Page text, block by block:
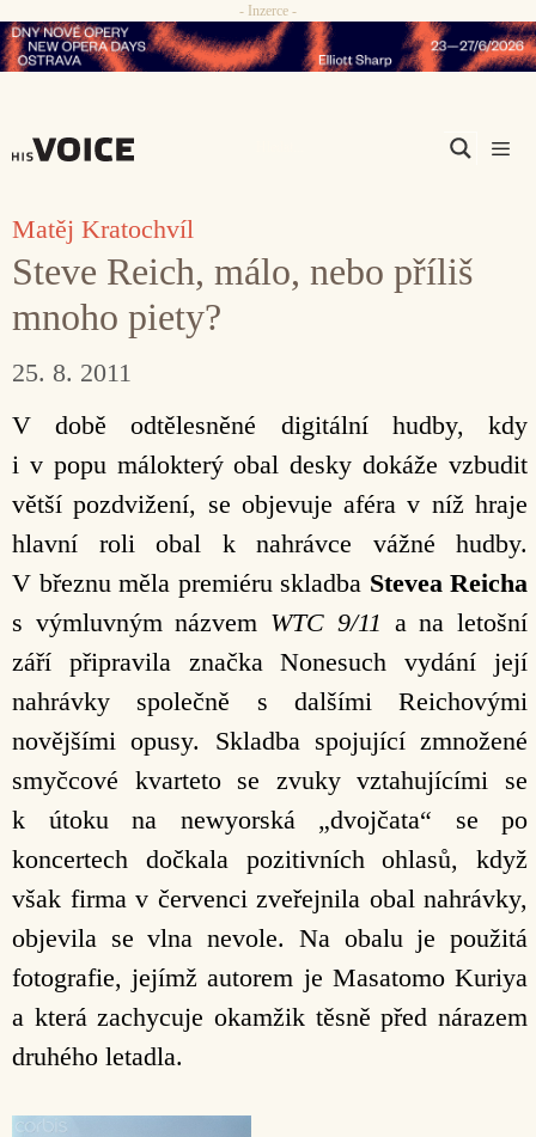
Přeskočit
na
- Inzerce -
Matěj Kratochvíl
Steve Reich, málo, nebo příliš
mnoho piety?
25. 8. 2011
V době odtělesněné digitální hudby, kdy
i v popu málokterý obal desky dokáže vzbudit
větší pozdvižení, se objevuje aféra v níž hraje
hlavní roli obal k nahrávce vážné hudby.
V březnu měla premiéru skladba Stevea Reicha
s výmluvným názvem WTC 9/11 a na letošní
září připravila značka Nonesuch vydání její
nahrávky společně s dalšími Reichovými
novějšími opusy. Skladba spojující zmnožené
smyčcové kvarteto se zvuky vztahujícími se
k útoku na newyorská „dvojčata“ se po
koncertech dočkala pozitivních ohlasů, když
však firma v červenci zveřejnila obal nahrávky,
objevila se vlna nevole. Na obalu je použitá
fotografie, jejímž autorem je Masatomo Kuriya
a která zachycuje okamžik těsně před nárazem
druhého letadla.